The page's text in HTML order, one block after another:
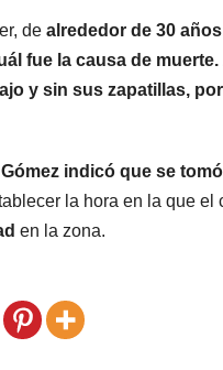
de alrededor de 30 años
fue la causa de muerte.
y sin sus zapatillas,
indicó que se
la hora en la que el
en la zona.